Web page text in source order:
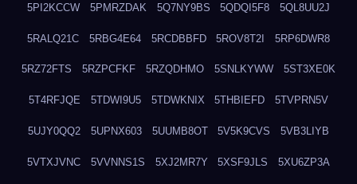
5PI2KCCW 5PMRZDAK 5Q7NY9BS 5QDQI5F8 5QL8UU2J
5RALQ21C 5RBG4E64 5RCDBBFD 5ROV8T2I 5RP6DWR8
5RZ72FTS 5RZPCFKF 5RZQDHMO 5SNLKYWW 5ST3XE0K
5T4RFJQE 5TDWI9U5 5TDWKNIX 5THBIEFD 5TVPRN5V
5UJY0QQ2 5UPNX603 5UUMB8OT 5V5K9CVS 5VB3LIYB
5VTXJVNC 5VVNNS1S 5XJ2MR7Y 5XSF9JLS 5XU6ZP3A